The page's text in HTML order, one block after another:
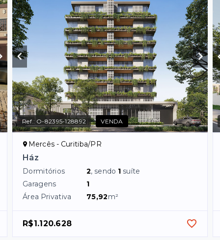
Ref.: O-82395-128892 VENDA
Mercês - Curitiba/PR
Ház
Dormitórios 2, sendo 1 suíte
Garagens
1
Área Privativa
75,92m²
R$1.120.628